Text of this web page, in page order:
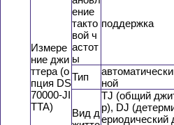
Измере
ние джи
ттера (о
пция DS
70000-JI
TTA)
ение
такто
вой ч
астот
ы
поддержка
Тип
ной
Вид д
TJ (общий
р), DJ
ериодический